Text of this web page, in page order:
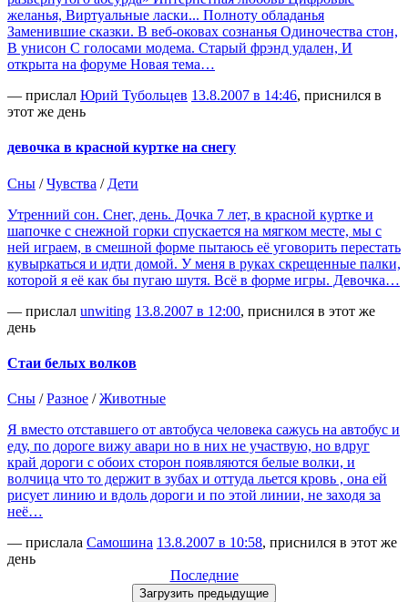
желанья, Виртуальные ласки... Полноту обладанья
Заменившие сказки. В веб-оковах сознанья Одиночества стон,
В унисон С голосами модема. Старый фрэнд удален, И
открыта на форуме Новая тема…
— прислал Юрий Тубольцев 13.8.2007 в 14:46, приснился в
этот же день
девочка в красной куртке на снегу
Сны /Чувства / Дети
Утренний сон. Снег, день. Дочка 7 лет, в красной куртке и
шапочке с снежной горки спускается на мягком месте, мы с
ней играем, в смешной форме пытаюсь её уговорить перестать
кувыркаться и идти домой. У меня в руках скрещенные палки,
которой я её как бы пугаю шутя. Всё в форме игры. Девочка…
— прислал unwiting 13.8.2007 в 12:00, приснился в этот же
день
Стаи белых волков
Сны /Разное /Животные
Я вместо отставшего от автобуса человека сажусь на автобус и
еду, по дороге вижу авари но в них не участвую, но вдруг
край дороги с обоих сторон появляются белые волки, и
волчица что то держит в зубах и оттуда льется кровь , она ей
рисует линию и вдоль дороги и по этой линии, не заходя за
неё…
— прислала Самошина 13.8.2007 в 10:58, приснился в этот же
день
Последние
Загрузить предыдущие